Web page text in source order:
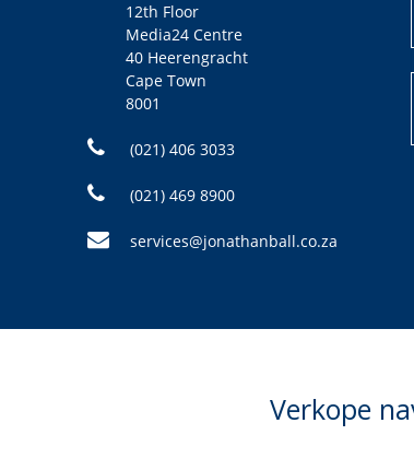
12th Floor
Media24 Centre
40 Heerengracht
Cape Town
8001
(021) 406 3033
(021) 469 8900
services@jonathanball.co.za
Verkope